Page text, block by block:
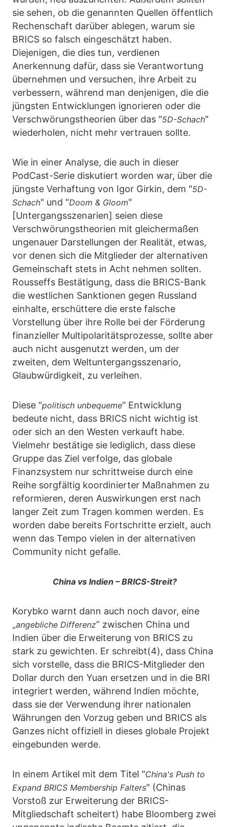
sie sehen, ob die genannten Quellen öffentlich
Rechenschaft darüber ablegen, warum sie
BRICS so falsch eingeschätzt haben.
Diejenigen, die dies tun, verdienen
Anerkennung dafür, dass sie Verantwortung
übernehmen und versuchen, ihre Arbeit zu
verbessern, während man denjenigen, die die
jüngsten Entwicklungen ignorieren oder die
Verschwörungstheorien über das "5D-Schach"
wiederholen, nicht mehr vertrauen sollte.
Wie in einer Analyse, die auch in dieser
PodCast-Serie diskutiert worden war, über die
jüngste Verhaftung von Igor Girkin, dem "5D-
Schach" und "Doom & Gloom"
[Untergangsszenarien] seien diese
Verschwörungstheorien mit gleichermaßen
ungenauer Darstellungen der Realität, etwas,
vor denen sich die Mitglieder der alternativen
Gemeinschaft stets in Acht nehmen sollten.
Rousseffs Bestätigung, dass die BRICS-Bank
die westlichen Sanktionen gegen Russland
einhalte, erschüttere die erste falsche
Vorstellung über ihre Rolle bei der Förderung
finanzieller Multipolaritätsprozesse, sollte aber
auch nicht ausgenutzt werden, um der
zweiten, dem Weltuntergangsszenario,
Glaubwürdigkeit, zu verleihen.
Diese "politisch unbequeme" Entwicklung
bedeute nicht, dass BRICS nicht wichtig ist
oder sich an den Westen verkauft habe.
Vielmehr bestätige sie lediglich, dass diese
Gruppe das Ziel verfolge, das globale
Finanzsystem nur schrittweise durch eine
Reihe sorgfältig koordinierter Maßnahmen zu
reformieren, deren Auswirkungen erst nach
langer Zeit zum Tragen kommen werden. Es
worden dabe bereits Fortschritte erzielt, auch
wenn das Tempo vielen in der alternativen
Community nicht gefalle.
China vs Indien – BRICS-Streit?
Korybko warnt dann auch noch davor, eine
„angebliche Differenz“ zwischen China und
Indien über die Erweiterung von BRICS zu
stark zu gewichten. Er schreibt(4), dass China
sich vorstelle, dass die BRICS-Mitglieder den
Dollar durch den Yuan ersetzen und in die BRI
integriert werden, während Indien möchte,
dass sie der Verwendung ihrer nationalen
Währungen den Vorzug geben und BRICS als
Ganzes nicht offiziell in dieses globale Projekt
eingebunden werde.
In einem Artikel mit dem Titel "China's Push to
Expand BRICS Membership Falters" (Chinas
Vorstoß zur Erweiterung der BRICS-
Mitgliedschaft scheitert) habe Bloomberg zwei